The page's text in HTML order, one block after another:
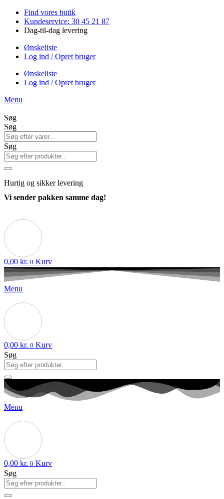
Videre
indhold
Find vores butik
Kundeservice: 30 45 21 87
Dag-til-dag levering
Ønskeliste
Log ind / Opret bruger
Ønskeliste
Log ind / Opret bruger
Menu
Søg
Søg
Søg
Hurtig og sikker levering
Vi sender pakken samme dag!
0,00 kr. 0 Kurv
Menu
0,00 kr. 0 Kurv
Søg
Menu
0,00 kr. 0 Kurv
Søg